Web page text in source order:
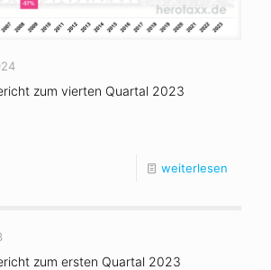
zum vierten Quartal 2023
weiterlesen
zum ersten Quartal 2023